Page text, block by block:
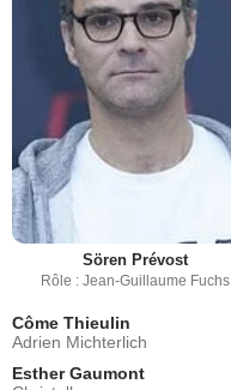
Sören Prévost
Rôle : Jean-Guillaume Fuchs
Côme Thieulin
Adrien Michterlich
Esther Gaumont